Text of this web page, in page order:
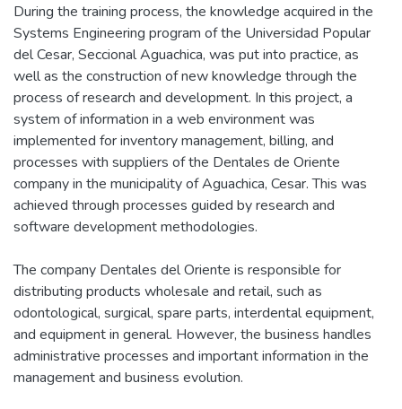
During the training process, the knowledge acquired in the
Systems Engineering program of the Universidad Popular
del Cesar, Seccional Aguachica, was put into practice, as
well as the construction of new knowledge through the
process of research and development. In this project, a
system of information in a web environment was
implemented for inventory management, billing, and
processes with suppliers of the Dentales de Oriente
company in the municipality of Aguachica, Cesar. This was
achieved through processes guided by research and
software development methodologies.
The company Dentales del Oriente is responsible for
distributing products wholesale and retail, such as
odontological, surgical, spare parts, interdental equipment,
and equipment in general. However, the business handles
administrative processes and important information in the
management and business evolution.